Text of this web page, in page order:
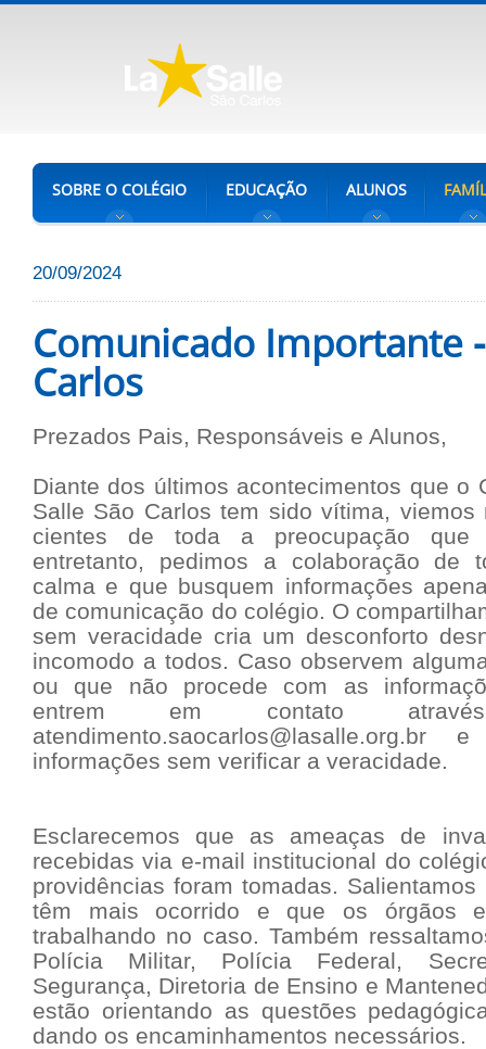
SOBRE O COLÉGIO EDUCAÇÃO ALUNOS
20/09/2024
Comunicado Importante -
Carlos
Prezados Pais, Responsáveis e Alunos,
Diante dos últimos acontecimentos que o
Salle São Carlos tem sido vítima, viemos
cientes de toda a preocupação que
entretanto, pedimos a colaboração de
calma e que busquem informações
de comunicação do colégio. O
sem veracidade cria um desconforto
incomodo a todos. Caso observem
ou que não procede com as
entrem em contato
atendimento.saocarlos@lasalle.org.br
informações sem verificar a veracidade.
Esclarecemos que as ameaças de
recebidas via e-mail institucional do
providências foram tomadas.
têm mais ocorrido e que os órgãos
trabalhando no caso. Também
Polícia Militar, Polícia Federal,
Segurança, Diretoria de Ensino e
estão orientando as questões
dando os encaminhamentos necessários.